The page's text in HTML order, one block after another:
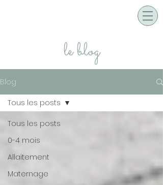
le blog
Blog
Tous les posts
0-4 mois
Allaitement
Maternage
Tous les posts